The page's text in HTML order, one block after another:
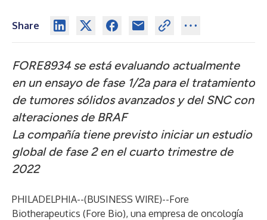
Share
FORE8934 se está evaluando actualmente
en un ensayo de fase 1/2a para el tratamiento
de tumores sólidos avanzados y del SNC con
alteraciones de BRAF
La compañía tiene previsto iniciar un estudio
global de fase 2 en el cuarto trimestre de
2022
PHILADELPHIA--(BUSINESS WIRE)--Fore
Biotherapeutics (Fore Bio), una empresa de oncología